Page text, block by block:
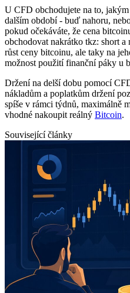
U CFD obchodujete na to,
dalším období - buď nahoru,
pokud očekáváte, že cena
obchodovat nakrátko tkz: short a
růst ceny bitcoinu, ale taky na
možnost použití finanční páky u
Držení na delší dobu pomocí
nákladům a poplatkům držení
spíše v rámci týdnů, maximálně
vhodné nakoupit reálný Bitcoin.
Související články